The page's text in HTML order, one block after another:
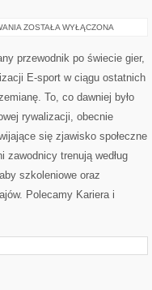
PORADNIKI
ZOSTAŁA WYŁĄCZONA
przewodnik po świecie gier,
E-sport w ciągu ostatnich
To, co dawniej było
rywalizacji, obecnie
się zjawisko społeczne
zawodnicy trenują według
szkoleniowe oraz
Polecamy Kariera i